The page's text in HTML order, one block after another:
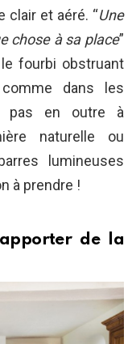
clair et aéré. “Une
chose à sa place”
fourbi obstruant
dans les
pas en outre à
naturelle ou
lumineuses
à prendre !
apporter de la